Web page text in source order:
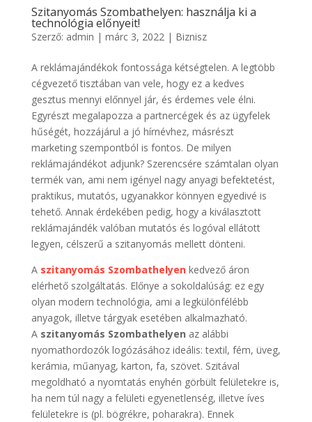
Szitanyomás Szombathelyen: használja ki a
technológia előnyeit!
Szerző: admin | márc 3, 2022| Biznisz
A reklámajándékok fontossága kétségtelen. A legtöbb
cégvezető tisztában van vele, hogy ez a kedves
gesztus mennyi előnnyel jár, és érdemes vele élni.
Egyrészt megalapozza a partnercégek és az ügyfelek
hűségét, hozzájárul a jó hírnévhez, másrészt
marketing szempontból is fontos. De milyen
reklámajándékot adjunk? Szerencsére számtalan olyan
termék van, ami nem igényel nagy anyagi befektetést,
praktikus, mutatós, ugyanakkor könnyen egyedivé is
tehető. Annak érdekében pedig, hogy a kiválasztott
reklámajándék valóban mutatós és logóval ellátott
legyen, célszerű a szitanyomás mellett dönteni.
A szitanyomás Szombathelyenkedvező áron
elérhető szolgáltatás. Előnye a sokoldalúság: ez egy
olyan modern technológia, ami a legkülönfélébb
anyagok, illetve tárgyak esetében alkalmazható.
Aszitanyomás Szombathelyen az alábbi
nyomathordozók logózásához ideális: textil, fém, üveg,
kerámia, műanyag, karton, fa, szövet. Szitával
megoldható a nyomtatás enyhén görbült felületekre is,
ha nem túl nagy a felületi egyenetlenség, illetve íves
felületekre is (pl. bögrékre, poharakra). Ennek